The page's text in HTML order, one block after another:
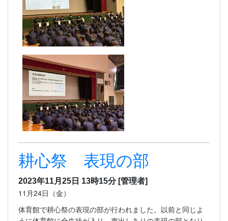
耕心祭 表現の部
2023年11月25日 13時15分 [管理者]
11月24日（金）
体育館で耕心祭の表現の部が行われました。以前と同じよ